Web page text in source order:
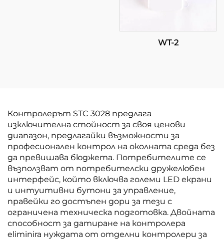
WT-2
Контролерът STC 3028 предлага
изключителна стойност за своя ценови
диапазон, предлагайки възможности за
професионален контрол на околната среда без
да превишава бюджета. Потребителите се
възползват от потребителски дружелюбен
интерфейс, който включва големи LED екрани
и интуитивни бутони за управление,
правейки го достъпен дори за тези с
ограничена техническа подготовка. Двойната
способност за датиране на контролера
eliminira нуждата от отделни контролери за